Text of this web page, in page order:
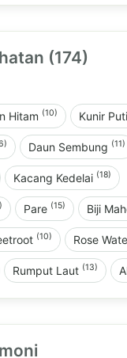
(174)
Hitam (10) Kunir
Daun Sembung (11)
Kacang Kedelai (18)
Pare (15) Biji
(10) Rose
Rumput Laut (13)